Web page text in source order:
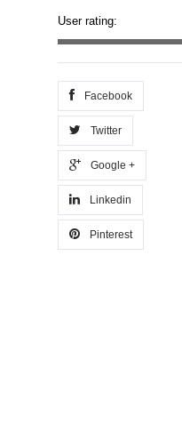
User rating:
Facebook
Twitter
Google +
Linkedin
Pinterest